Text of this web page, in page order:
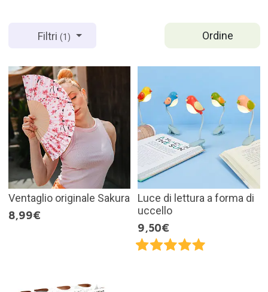
Ordine
Filtri(1)
Ventaglio originale Sakura
8,99€
Luce di lettura a forma di
uccello
9,50€